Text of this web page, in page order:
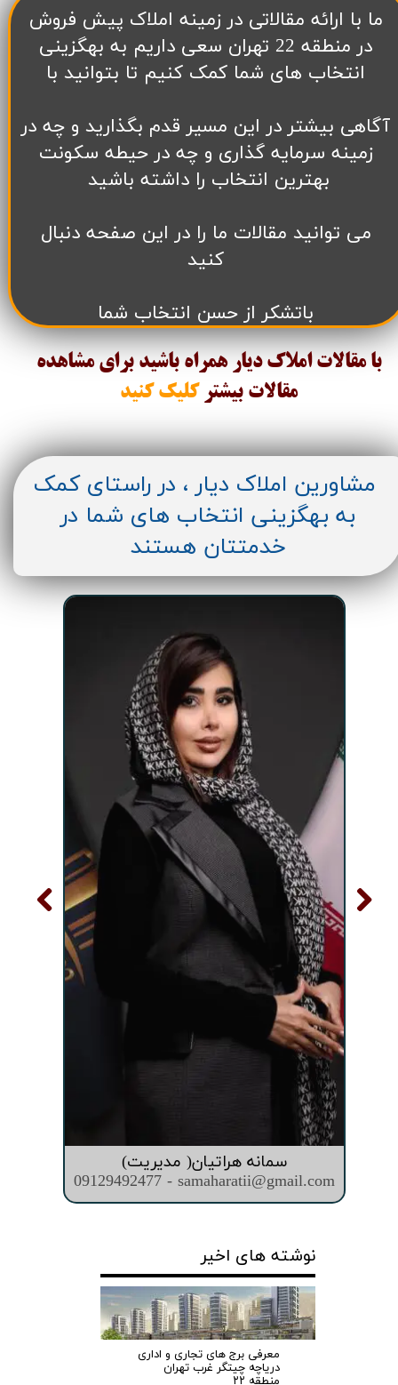
​ما با ارائه مقالاتی در زمینه املاک پیش فروش
در منطقه 22 تهران سعی داریم به بهگزینی
انتخاب های شما کمک کنیم تا بتوانید با
آگاهی بیشتر در این مسیر قدم بگذارید و چه در
زمینه سرمایه گذاری و چه در حیطه سکونت
بهترین انتخاب را داشته باشید
می توانید مقالات ما را در این صفحه دنبال
کنید
باتشکر از حسن انتخاب شما
با مقالات املاک دیار همراه باشید برای مشاهده
مقالات بیشتر کلیک کنید
سمانه هراتیان( مدیریت)
09129492477 - samaharatii@gmail.com
مشاورین املاک دیار ، در راستای کمک
به بهگزینی انتخاب های شما در
خدمتتان هستند
نوشته های اخیر
معرفی برج های تجاری و اداری
دریاچه چیتگر غرب تهران
منطقه ۲۲